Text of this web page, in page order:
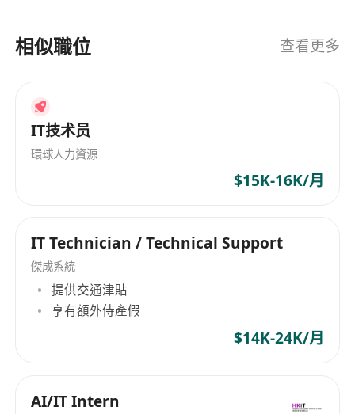
周期管理，包括創建、變更及註銷等操作。
相符，優化資源使用效率。
熟悉Windows與Linux終端操作系統及常見
辦公軟件，具備基礎網絡知識（TCP/IP、
DNS、VPN、Wi-Fi排障）。
能熟練使用Ping、Tracert、Netstat等基本
熟悉ITSM系統（例如ServiceNow、
相似職位 查看更多
IT技术员
環球人力資源
$15K-16K/月
IT Technician / Technical Support
傑成系統
提供交通津貼
享有額外侍產假
$14K-24K/月
AI/IT Intern